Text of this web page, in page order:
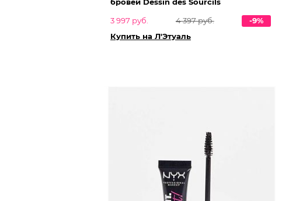
3 997 руб.
4 397 руб.
-9%
Купить на Л'Этуаль